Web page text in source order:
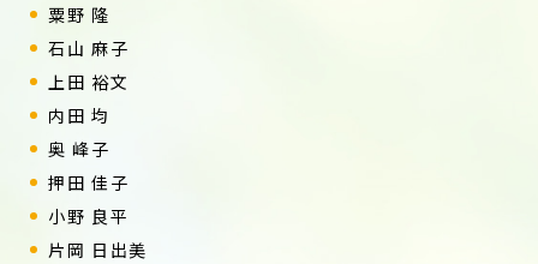
粟野 隆
石山 麻子
上田 裕文
内田 均
奥 峰子
押田 佳子
小野 良平
片岡 日出美